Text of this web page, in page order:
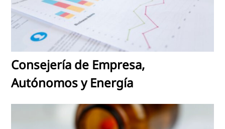
Consejería de Empresa,
Autónomos y Energía